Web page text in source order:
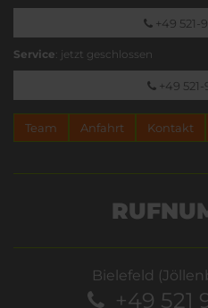
+49 521-
Service: jetzt geschlossen
+49
Team Anfahrt Kontakt
Bielefeld
+49 521